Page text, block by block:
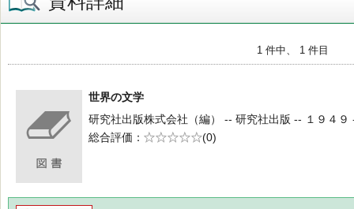
1 件中、 1 件目
世界の文学
研究社出版株式会社（編） -- 研究社出版 -- １９４９
総合評価
5段階評価
(0)